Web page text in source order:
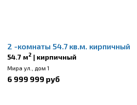
2 -комнаты 54.7 кв.м. кирпичный
54.7 м2 | кирпичный
Мира ул., дом 1
6 999 999 руб